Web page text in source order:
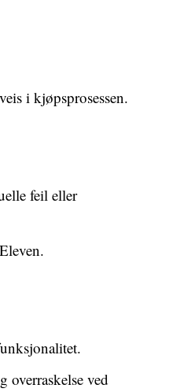
i kjøpsprosessen.
feil eller
overraskelse ved